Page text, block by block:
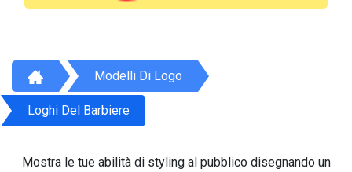
Modelli Di Logo
Loghi Del Barbiere
Mostra le tue abilità di styling al pubblico disegnando un